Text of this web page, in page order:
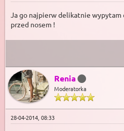
Ja go najpierw delikatnie wypytam
przed nosem !
Renia
Moderatorka
28-04-2014, 08:33